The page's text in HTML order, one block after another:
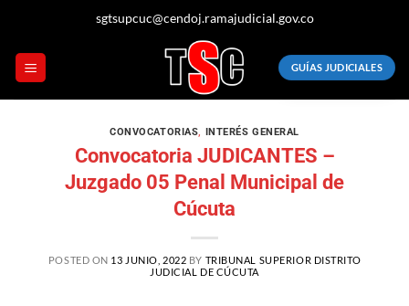
sgtsupcuc@cendoj.ramajudicial.gov.co
GUÍAS JUDICIALES
CONVOCATORIAS, INTERÉS GENERAL
Convocatoria JUDICANTES –
Juzgado 05 Penal Municipal de
Cúcuta
POSTED ON 13 JUNIO, 2022 BY TRIBUNAL SUPERIOR DISTRITO
JUDICIAL DE CÚCUTA